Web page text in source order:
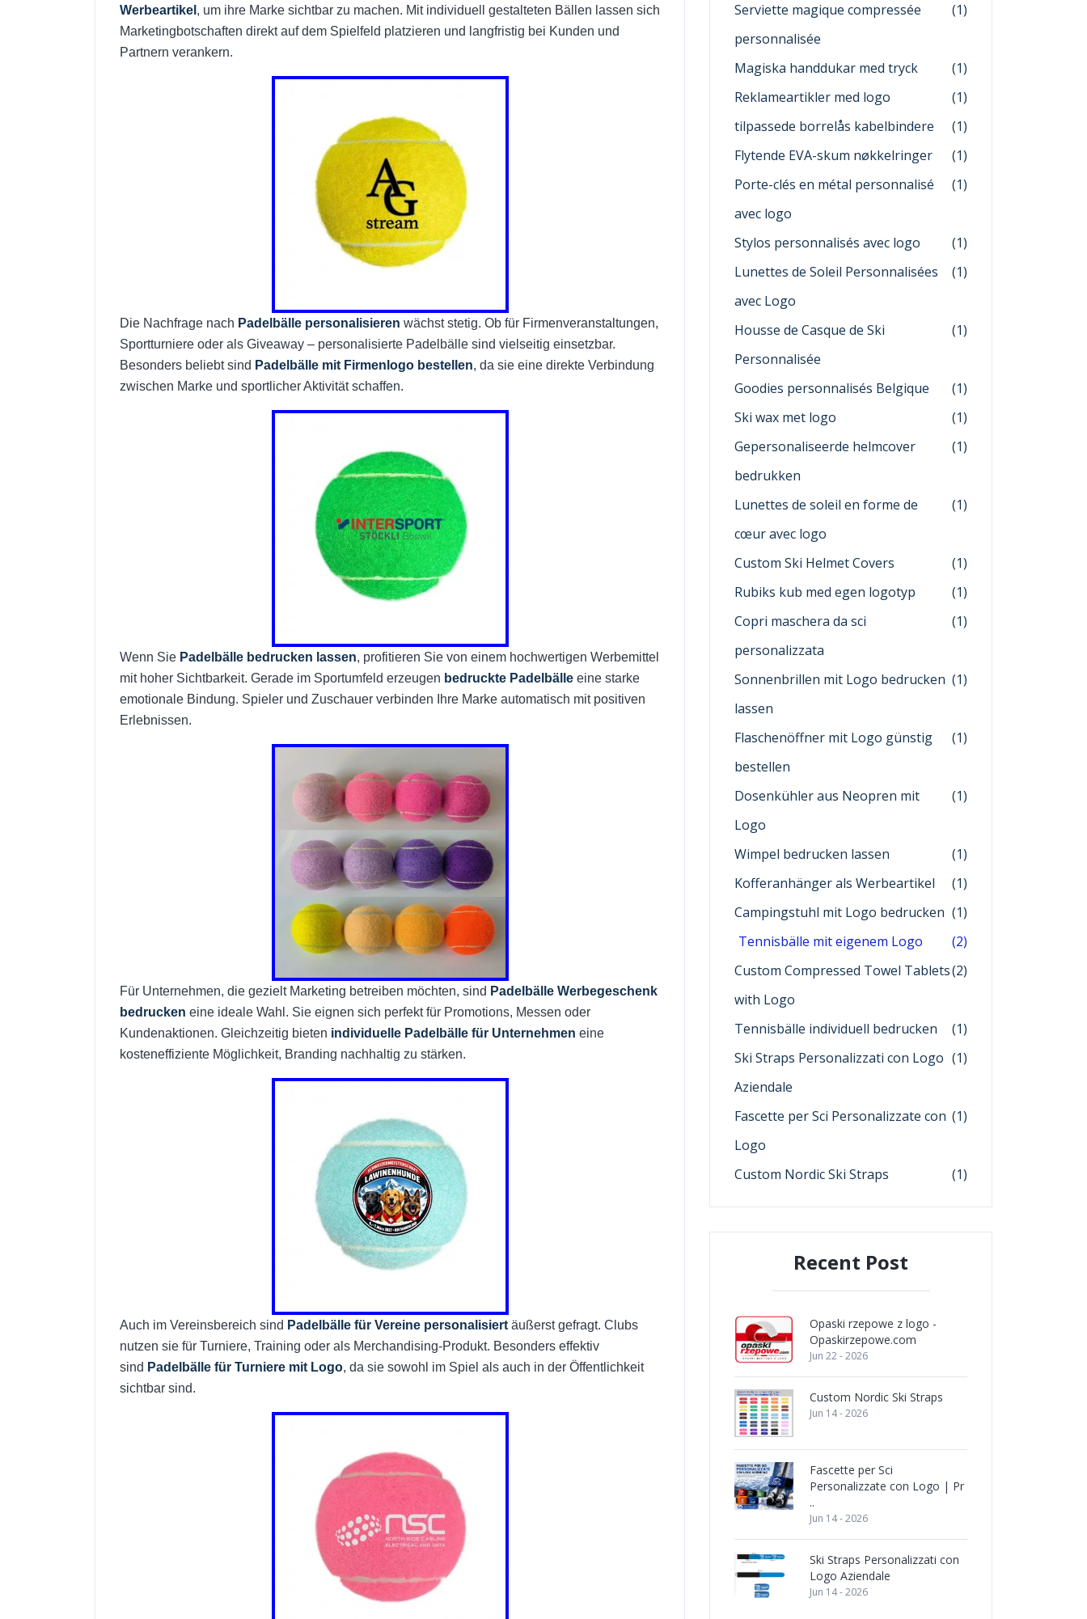
Werbeartikel , um ihre Marke sichtbar zu machen. Mit individuell gestalteten Bällen lassen sich
Marketingbotschaften direkt auf dem Spielfeld platzieren und langfristig bei Kunden und
Partnern verankern.
Die Nachfrage nach Padelbälle personalisieren wächst stetig. Ob für Firmenveranstaltungen,
Sportturniere oder als Giveaway – personalisierte Padelbälle sind vielseitig einsetzbar.
Besonders beliebt sind Padelbälle mit Firmenlogo bestellen, da sie eine direkte Verbindung
zwischen Marke und sportlicher Aktivität schaffen.
Wenn Sie Padelbälle bedrucken lassen, profitieren Sie von einem hochwertigen Werbemittel
mit hoher Sichtbarkeit. Gerade im Sportumfeld erzeugen bedruckte Padelbälle eine starke
emotionale Bindung. Spieler und Zuschauer verbinden Ihre Marke automatisch mit positiven
Erlebnissen.
Für Unternehmen, die gezielt Marketing betreiben möchten, sind Padelbälle Werbegeschenk
bedrucken eine ideale Wahl. Sie eignen sich perfekt für Promotions, Messen oder
Kundenaktionen. Gleichzeitig bieten individuelle Padelbälle für Unternehmen eine
kosteneffiziente Möglichkeit, Branding nachhaltig zu stärken.
Auch im Vereinsbereich sind Padelbälle für Vereine personalisiert äußerst gefragt. Clubs
nutzen sie für Turniere, Training oder als Merchandising-Produkt. Besonders effektiv
sind Padelbälle für Turniere mit Logo, da sie sowohl im Spiel als auch in der Öffentlichkeit
sichtbar sind.
Serviette magique compressée
personnalisée
(1)
Magiska handdukar med tryck
(1)
Reklameartikler med logo
(1)
tilpassede borrelås kabelbindere
(1)
Flytende EVA-skum nøkkelringer
(1)
Porte-clés en métal personnalisé
avec logo
(1)
Stylos personnalisés avec logo
(1)
Lunettes de Soleil Personnalisées
avec Logo
(1)
Housse de Casque de Ski
Personnalisée
(1)
Goodies personnalisés Belgique
(1)
Ski wax met logo
(1)
Gepersonaliseerde helmcover
bedrukken
(1)
Lunettes de soleil en forme de
cœur avec logo
(1)
Custom Ski Helmet Covers
(1)
Rubiks kub med egen logotyp
(1)
Copri maschera da sci
personalizzata
(1)
Sonnenbrillen mit Logo bedrucken
lassen
(1)
Flaschenöffner mit Logo günstig
bestellen
(1)
Dosenkühler aus Neopren mit
Logo
(1)
Wimpel bedrucken lassen
(1)
Kofferanhänger als Werbeartikel
(1)
Campingstuhl mit Logo bedrucken (1)
Tennisbälle mit eigenem Logo
(2)
Custom Compressed Towel Tablets
with Logo
(2)
Tennisbälle individuell bedrucken
(1)
Ski Straps Personalizzati con Logo
Aziendale
(1)
Fascette per Sci Personalizzate con
Logo
(1)
Custom Nordic Ski Straps (1)
Recent Post
Opaski rzepowe z logo -
Opaskirzepowe.com
Jun 22 - 2026
Custom Nordic Ski Straps
Jun 14 - 2026
Fascette per Sci
Personalizzate con Logo | Pr
..
Jun 14 - 2026
Ski Straps Personalizzati con
Logo Aziendale
Jun 14 - 2026